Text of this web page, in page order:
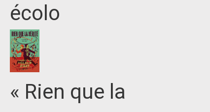
écolo
« Rien que la